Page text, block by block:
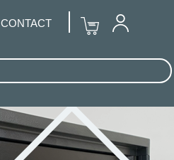
CONTACT